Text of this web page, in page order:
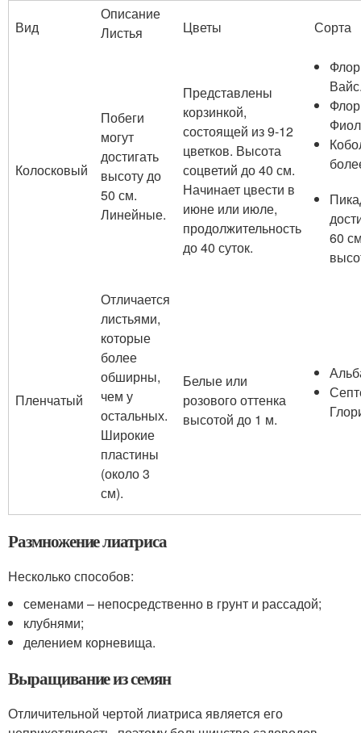
Вид
Описание
Листья
Цветы Сорта
Колосковый
Побеги
могут
достигать
высоту до
50 см.
Линейные.
Представлены
корзинкой,
состоящей из 9-12
цветков. Высота
соцветий до 40 см.
Начинает цвести в
июне или июле,
продолжительность
до 40 суток.
60
Пленчатый
Отличается
листьями,
которые
более
обширны,
чем у
остальных.
Широкие
пластины
(около 3
см).
Белые или
розового оттенка
высотой до 1 м.
Размножение лиатриса
Несколько способов:
семенами – непосредственно в грунт и рассадой;
клубнями;
делением корневища.
Выращивание из семян
Отличительной чертой лиатриса является его